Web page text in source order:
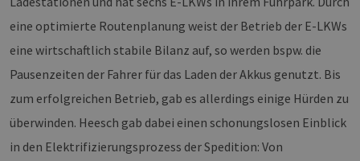
eine optimierte Routenplanung weist der Betrieb der E-LKWs
eine wirtschaftlich stabile Bilanz auf, so werden bspw. die
Pausenzeiten der Fahrer für das Laden der Akkus genutzt. Bis
zum erfolgreichen Betrieb, gab es allerdings einige Hürden zu
überwinden. Heesch gab dabei einen schonungslosen Einblick
in den Elektrifizierungsprozess der Spedition: Von